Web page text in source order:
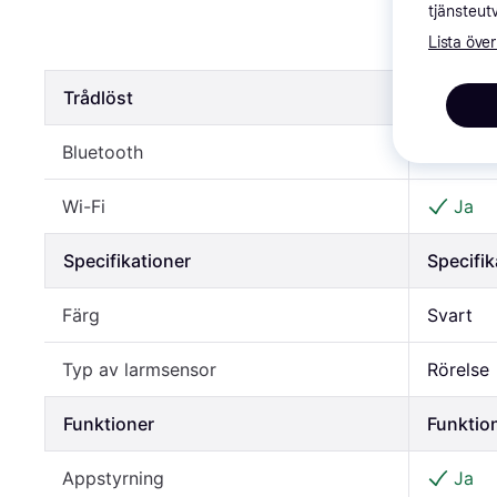
Hombli
544 kr
Trådlöst Trådlöst
Bluetooth
Wi-Fi Ja
Specifikationer
Färg Svart
Typ av larmsensor Rörelse
Funktioner
Appstyrning Ja
Lista